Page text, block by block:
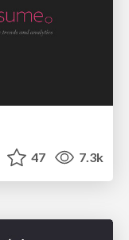
47 7.3k